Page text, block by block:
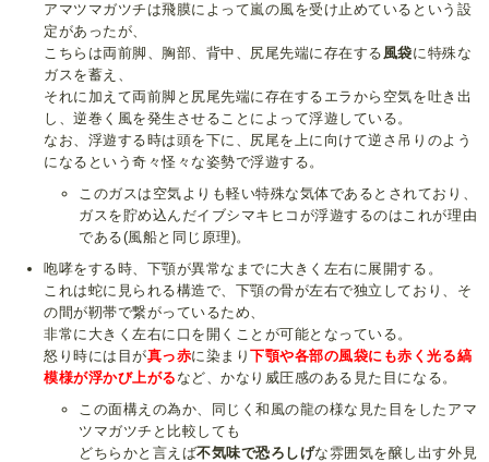
アマツマガツチは飛膜によって嵐の風を受け止めているという設
定があったが、
こちらは両前脚、胸部、背中、尻尾先端に存在する 風袋に特殊な
ガスを蓄え、
それに加えて両前脚と尻尾先端に存在するエラから空気を吐き出
し、逆巻く風を発生させることによって浮遊している。
なお、浮遊する時は頭を下に、尻尾を上に向けて逆さ吊りのよう
になるという奇々怪々な姿勢で浮遊する。
このガスは空気よりも軽い特殊な気体であるとされており、
ガスを貯め込んだイブシマキヒコが浮遊するのはこれが理由
である(風船と同じ原理)。
咆哮をする時、下顎が異常なまでに大きく左右に展開する。
これは蛇に見られる構造で、下顎の骨が左右で独立しており、そ
の間が靭帯で繋がっているため、
非常に大きく左右に口を開くことが可能となっている。
怒り時には目が真っ赤に染まり下顎や各部の風袋にも赤く光る縞
模様が浮かび上がる など、かなり威圧感のある見た目になる。
この面構えの為か、同じく和風の龍の様な見た目をしたアマ
ツマガツチと比較しても
どちらかと言えば不気味で恐ろしげな雰囲気を醸し出す外見